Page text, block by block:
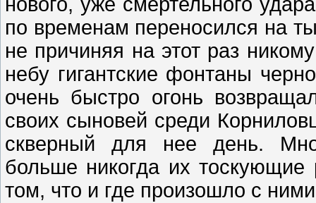
по временам переносился на
не причиняя на этот раз
небу гигантские фонтаны
очень быстро огонь
своих сыновей среди
скверный для нее день.
больше никогда их
том, что и где произошло с